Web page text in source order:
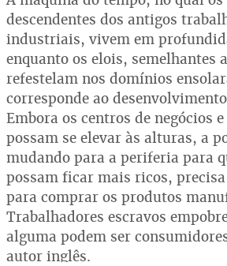
descendentes dos antigos
industriais, vivem em
enquanto os elois, semelhantes
refestelam nos domínios
corresponde ao
Embora os centros de negócios
possam se elevar às alturas, a
mudando para a periferia para
possam ficar mais ricos,
para comprar os produtos
Trabalhadores escravos
alguma podem ser
autor inglês.